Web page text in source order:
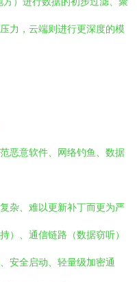
力，云端则进行更深度的模
恶意软件、网络钓鱼、数据
杂、难以更新补丁而更为严
）、通信链路（数据窃听）
安全启动、轻量级加密通